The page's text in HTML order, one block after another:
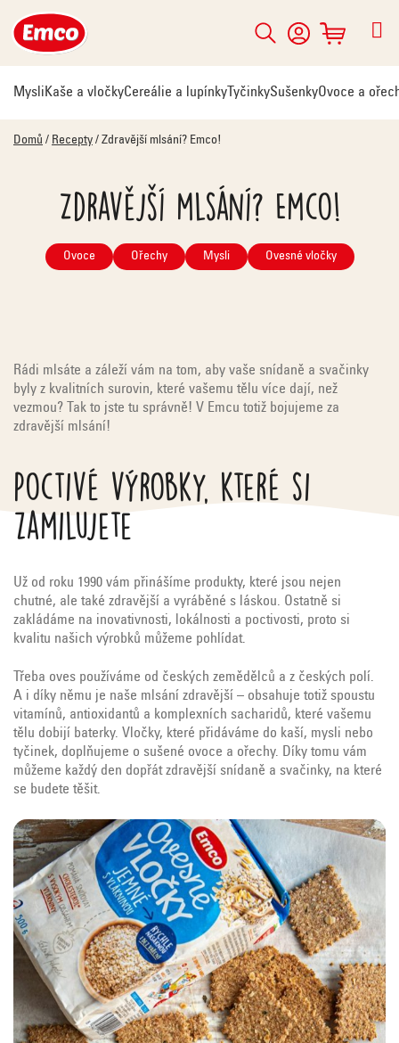
na
obsah
Hledat
NÁKUPNÍ
KOŠÍK
MysliKaše a vločkyCereálie a lupínky TyčinkySušenkyOvoce a
Domů / Recepty / Zdravější mlsání? Emco!
Zdravější mlsání? Emco!
Ovoce Ořechy Mysli Ovesné vločky
Rádi mlsáte a záleží vám na tom, aby vaše snídaně a svačinky
byly z kvalitních surovin, které vašemu tělu více dají, než
vezmou? Tak to jste tu správně! V Emcu totiž bojujeme za
zdravější mlsání!
Poctivé výrobky, které si
zamilujete
Už od roku 1990 vám přinášíme produkty, které jsou nejen
chutné, ale také zdravější a vyráběné s láskou. Ostatně si
zakládáme na inovativnosti, lokálnosti a poctivosti, proto si
kvalitu našich výrobků můžeme pohlídat.
Třeba oves používáme od českých zemědělců a z českých polí.
A i díky němu je naše mlsání zdravější – obsahuje totiž spoustu
vitamínů, antioxidantů a komplexních sacharidů, které vašemu
tělu dobijí baterky. Vločky, které přidáváme do kaší, mysli nebo
tyčinek, doplňujeme o sušené ovoce a ořechy. Díky tomu vám
můžeme každý den dopřát zdravější snídaně a svačinky, na které
se budete těšit.